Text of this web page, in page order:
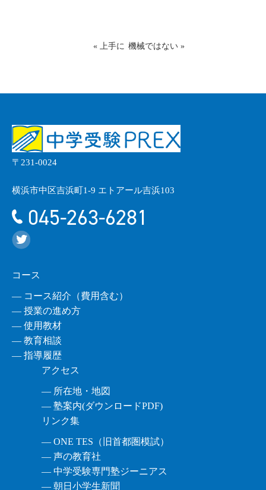
« 上手に 機械ではない »
〒231-0024
横浜市中区吉浜町1-9 エトアール吉浜103
045-263-6281
コース
― コース紹介（費用含む）
― 授業の進め方
― 使用教材
― 教育相談
― 指導履歴
アクセス
― 所在地・地図
― 塾案内(ダウンロードPDF)
リンク集
― ONE TES（旧首都圏模試）
― 声の教育社
― 中学受験専門塾ジーニアス
― 朝日小学生新聞